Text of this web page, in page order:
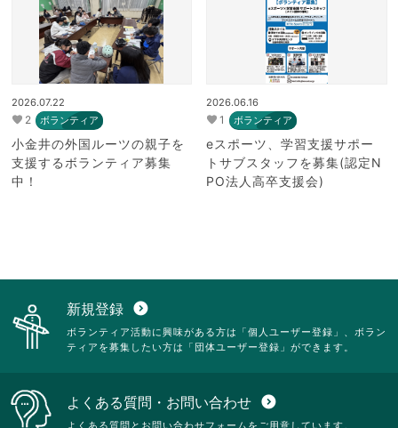
2026.07.22
2 ボランティア
小金井の外国ルーツの親子を
支援するボランティア募集
中！
2026.06.16
1 ボランティア
eスポーツ、学習支援サポー
トサブスタッフを募集(認定N
PO法人高卒支援会)
新規登録 expand_circle_down
ボランティア活動に興味がある方は「個人ユーザー登録」、ボラン
ティアを募集したい方は「団体ユーザー登録」ができます。
よくある質問・お問い合わせ expand_circle_down
よくある質問とお問い合わせフォームをご用意しています。